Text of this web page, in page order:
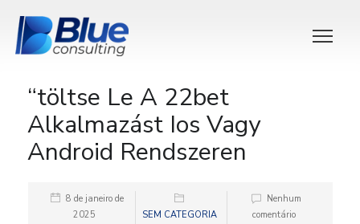
“töltse Le A 22bet
Alkalmazást Ios Vagy
Android Rendszeren
8 de janeiro de
2025
SEM CATEGORIA
Nenhum
comentário